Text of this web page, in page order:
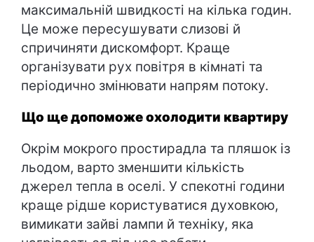
максимальній швидкості на кілька годин.
Це може пересушувати слизові й
спричиняти дискомфорт. Краще
організувати рух повітря в кімнаті та
періодично змінювати напрям потоку.
Що ще допоможе охолодити квартиру
Окрім мокрого простирадла та пляшок із
льодом, варто зменшити кількість
джерел тепла в оселі. У спекотні години
краще рідше користуватися духовкою,
вимикати зайві лампи й техніку, яка